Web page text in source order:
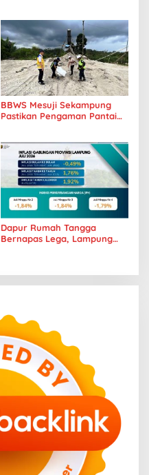
Pangan
BBWS Mesuji Sekampung
Pastikan Pengaman Pantai
Dapur Rumah Tangga
Bernapas Lega, Lampung